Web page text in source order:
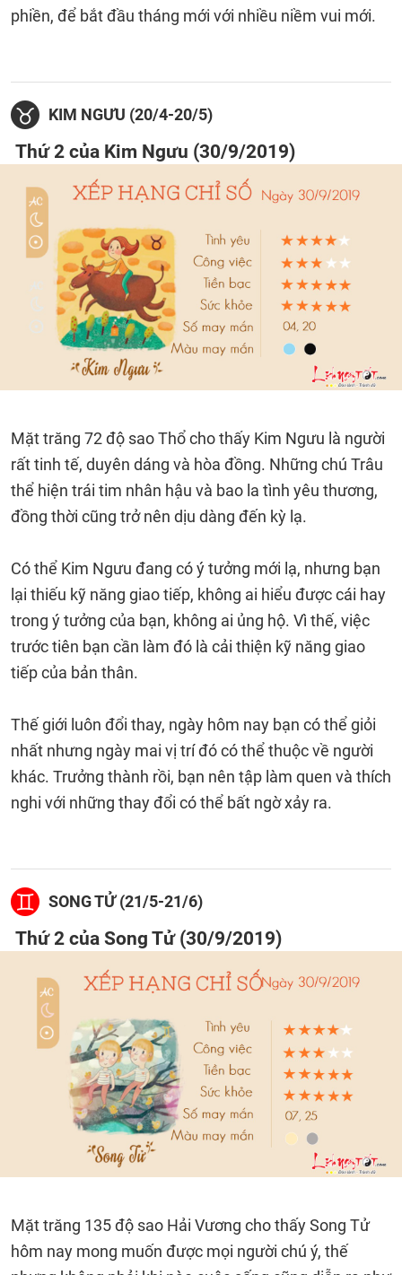
phiền, để bắt đầu tháng mới với nhiều niềm vui mới.
KIM NGƯU (20/4-20/5)
Thứ 2 của Kim Ngưu (30/9/2019)
Mặt trăng 72 độ sao Thổ cho thấy Kim Ngưu là người
rất tinh tế, duyên dáng và hòa đồng. Những chú Trâu
thể hiện trái tim nhân hậu và bao la tình yêu thương,
đồng thời cũng trở nên dịu dàng đến kỳ lạ.
Có thể Kim Ngưu đang có ý tưởng mới lạ, nhưng bạn
lại thiếu kỹ năng giao tiếp, không ai hiểu được cái hay
trong ý tưởng của bạn, không ai ủng hộ. Vì thế, việc
trước tiên bạn cần làm đó là cải thiện kỹ năng giao
tiếp của bản thân.
Thế giới luôn đổi thay, ngày hôm nay bạn có thể giỏi
nhất nhưng ngày mai vị trí đó có thể thuộc về người
khác. Trưởng thành rồi, bạn nên tập làm quen và thích
nghi với những thay đổi có thể bất ngờ xảy ra.
SONG TỬ (21/5-21/6)
Thứ 2 của Song Tử (30/9/2019)
Mặt trăng 135 độ sao Hải Vương cho thấy Song Tử
hôm nay mong muốn được mọi người chú ý, thế